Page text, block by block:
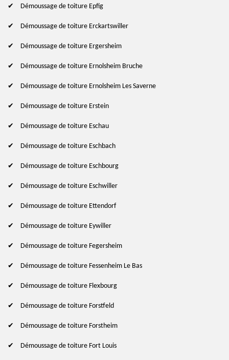
Démoussage de toiture Epfig
Démoussage de toiture Erckartswiller
Démoussage de toiture Ergersheim
Démoussage de toiture Ernolsheim Bruche
Démoussage de toiture Ernolsheim Les Saverne
Démoussage de toiture Erstein
Démoussage de toiture Eschau
Démoussage de toiture Eschbach
Démoussage de toiture Eschbourg
Démoussage de toiture Eschwiller
Démoussage de toiture Ettendorf
Démoussage de toiture Eywiller
Démoussage de toiture Fegersheim
Démoussage de toiture Fessenheim Le Bas
Démoussage de toiture Flexbourg
Démoussage de toiture Forstfeld
Démoussage de toiture Forstheim
Démoussage de toiture Fort Louis